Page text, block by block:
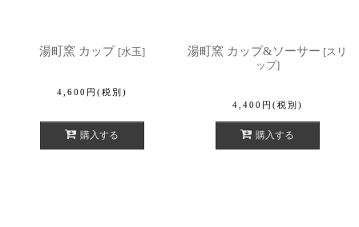
湯町窯 カップ [水玉]
4,600 円 (税別)
購入する
湯町窯 カップ&ソーサー [スリ
ップ]
4,400 円 (税別)
購入する